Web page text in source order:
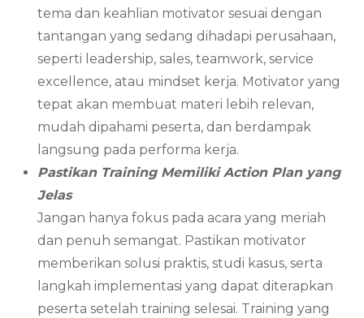
tema dan keahlian motivator sesuai dengan
tantangan yang sedang dihadapi perusahaan,
seperti leadership, sales, teamwork, service
excellence, atau mindset kerja. Motivator yang
tepat akan membuat materi lebih relevan,
mudah dipahami peserta, dan berdampak
langsung pada performa kerja.
Pastikan Training Memiliki Action Plan yang
Jelas
Jangan hanya fokus pada acara yang meriah
dan penuh semangat. Pastikan motivator
memberikan solusi praktis, studi kasus, serta
langkah implementasi yang dapat diterapkan
peserta setelah training selesai. Training yang